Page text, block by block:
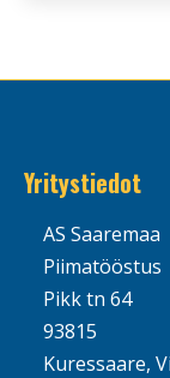
Yritystiedot
AS Saaremaa
Piimatööstus
Pikk tn 64
93815
Kuressaare,